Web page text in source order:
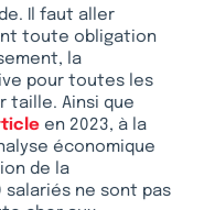
Il faut aller
toute obligation
la
pour toutes les
taille. Ainsi que
en 2023, à la
économique
de la
ne sont pas